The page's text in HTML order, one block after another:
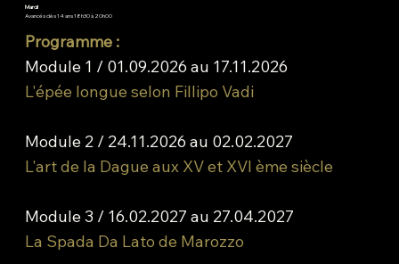
Mardi
Avancés dès 14 ans 18h30 à 20h00
Programme :
Module 1 / 01.09.2026 au 17.11.2026
L'épée longue selon Fillipo Vadi
Module 2 / 24.11.2026 au 02.02.2027
L'art de la Dague aux XV et XVI ème siècle
Module 3 / 16.02.2027 au 27.04.2027
La Spada Da Lato de Marozzo